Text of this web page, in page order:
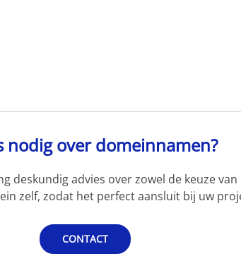
nodig over domeinnamen?
deskundig advies over zowel de keuze
zelf, zodat het perfect aansluit bij uw
CONTACT